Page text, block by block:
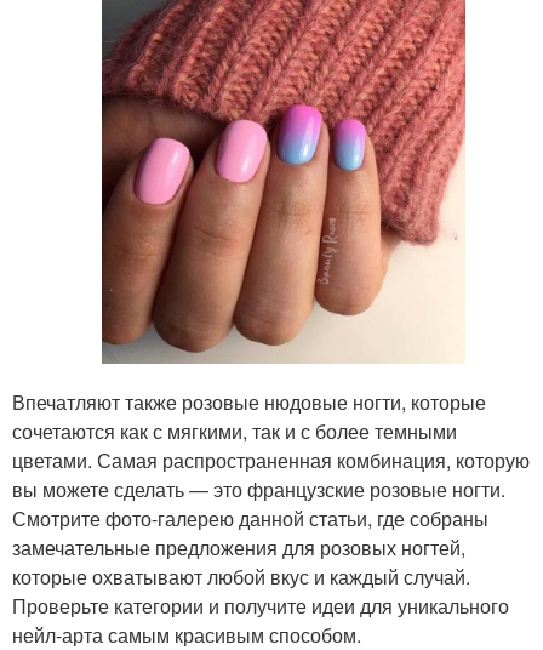
Впечатляют также розовые нюдовые ногти, которые
сочетаются как с мягкими, так и с более темными
цветами. Самая распространенная комбинация, которую
вы можете сделать — это французские розовые ногти.
Смотрите фото-галерею данной статьи, где собраны
замечательные предложения для розовых ногтей,
которые охватывают любой вкус и каждый случай.
Проверьте категории и получите идеи для уникального
нейл-арта самым красивым способом.